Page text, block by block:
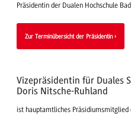
Präsidentin der Dualen Hochschule
Zur Terminübersicht der Präsidentin
Vizepräsidentin für Duales
Doris Nitsche-Ruhland
ist hauptamtliches Präsidiumsmitglied